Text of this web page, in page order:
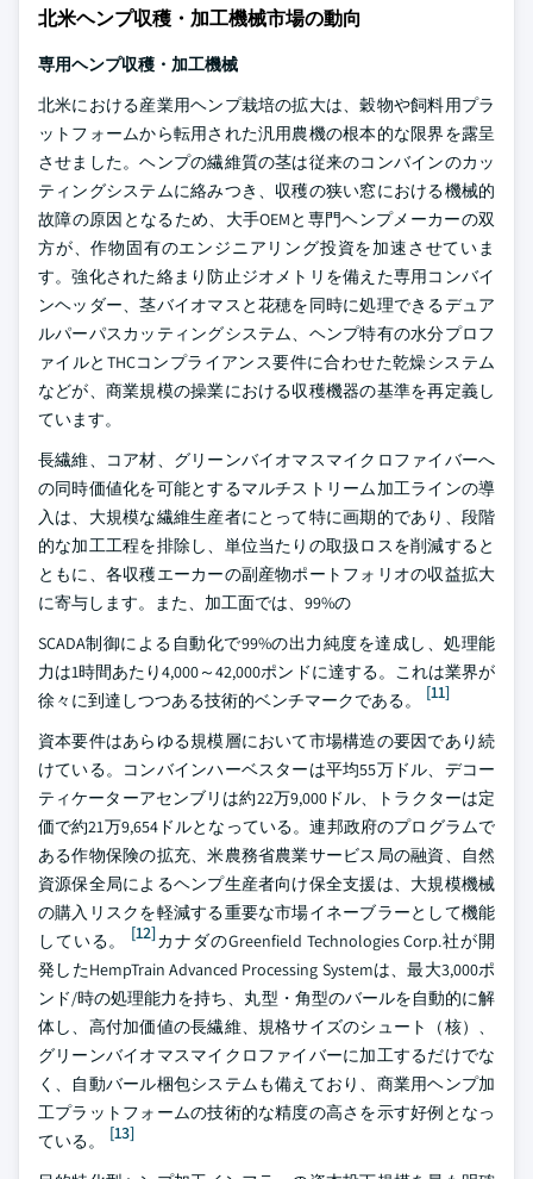
北米ヘンプ収穫・加工機械市場の動向
専用ヘンプ収穫・加工機械
北米における産業用ヘンプ栽培の拡大は、穀物や飼料用プラ
ットフォームから転用された汎用農機の根本的な限界を露呈
させました。ヘンプの繊維質の茎は従来のコンバインのカッ
ティングシステムに絡みつき、収穫の狭い窓における機械的
故障の原因となるため、大手OEMと専門ヘンプメーカーの双
方が、作物固有のエンジニアリング投資を加速させていま
す。強化された絡まり防止ジオメトリを備えた専用コンバイ
ンヘッダー、茎バイオマスと花穂を同時に処理できるデュア
ルパーパスカッティングシステム、ヘンプ特有の水分プロフ
ァイルとTHCコンプライアンス要件に合わせた乾燥システム
などが、商業規模の操業における収穫機器の基準を再定義し
ています。
長繊維、コア材、グリーンバイオマスマイクロファイバーへ
の同時価値化を可能とするマルチストリーム加工ラインの導
入は、大規模な繊維生産者にとって特に画期的であり、段階
的な加工工程を排除し、単位当たりの取扱ロスを削減すると
ともに、各収穫エーカーの副産物ポートフォリオの収益拡大
に寄与します。また、加工面では、99%の
SCADA制御による自動化で99%の出力純度を達成し、処理能
力は1時間あたり4,000～42,000ポンドに達する。これは業界が
徐々に到達しつつある技術的ベンチマークである。
[11]
資本要件はあらゆる規模層において市場構造の要因であり続
けている。コンバインハーベスターは平均55万ドル、デコー
ティケーターアセンブリは約22万9,000ドル、トラクターは定
価で約21万9,654ドルとなっている。連邦政府のプログラムで
ある作物保険の拡充、米農務省農業サービス局の融資、自然
資源保全局によるヘンプ生産者向け保全支援は、大規模機械
の購入リスクを軽減する重要な市場イネーブラーとして機能
している。
[12]カナダのGreenfield Technologies Corp.社が開
発したHempTrain Advanced Processing Systemは、最大3,000ポ
ンド/時の処理能力を持ち、丸型・角型のバールを自動的に解
体し、高付加価値の長繊維、規格サイズのシュート（核）、
グリーンバイオマスマイクロファイバーに加工するだけでな
く、自動バール梱包システムも備えており、商業用ヘンプ加
工プラットフォームの技術的な精度の高さを示す好例となっ
ている。
[13]